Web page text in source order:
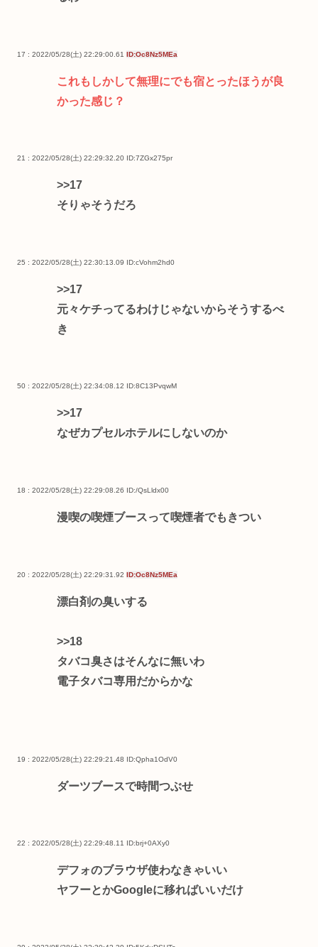
17 : 2022/05/28(土) 22:29:00.61 ID:Oc8Nz5MEa
これもしかして無理にでも宿とったほうが良
かった感じ？
21 : 2022/05/28(土) 22:29:32.20 ID:7ZGx275pr
>>17
そりゃそうだろ
25 : 2022/05/28(土) 22:30:13.09 ID:cVohm2hd0
>>17
元々ケチってるわけじゃないからそうするべ
き
50 : 2022/05/28(土) 22:34:08.12 ID:8C13PvqwM
>>17
なぜカプセルホテルにしないのか
18 : 2022/05/28(土) 22:29:08.26 ID:/QsLldx00
漫喫の喫煙ブースって喫煙者でもきつい
20 : 2022/05/28(土) 22:29:31.92 ID:Oc8Nz5MEa
漂白剤の臭いする
>>18
タバコ臭さはそんなに無いわ
電子タバコ専用だからかな
19 : 2022/05/28(土) 22:29:21.48 ID:Qpha1OdV0
ダーツブースで時間つぶせ
22 : 2022/05/28(土) 22:29:48.11 ID:brj+0AXy0
デフォのブラウザ使わなきゃいい
ヤフーとかGoogleに移ればいいだけ